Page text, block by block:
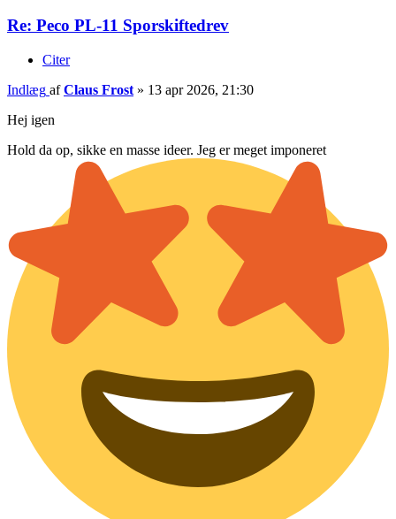
Re: Peco PL-11 Sporskiftedrev
Citer
Indlæg afClaus Frost » 13 apr 2026, 21:30
Hej igen
Hold da op, sikke en masse ideer. Jeg er meget imponeret